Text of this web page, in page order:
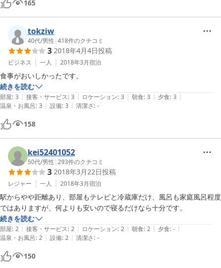
165
tokziw
40代/男性 |418件のクチコミ
3 2018年4月4日投稿
ビジネス 一人 2018年3月宿泊
食事がおいしかったです。
続きを読む
部屋: 3 | 接客・サービス: 3 | ロケーション: 3 | 朝食: 3 | 夕食: 3 |
温泉・お風呂: 3 | 設備: 3 | 清潔さ: -
158
kei52401052
50代/男性 |293件のクチコミ
3 2018年3月22日投稿
レジャー 一人 2018年3月宿泊
駅からやや距離あり、部屋もテレビと冷蔵庫だけ、風呂も家庭風呂程度
ではありますが、何よりも安いので寝るだけなら十分です。
続きを読む
部屋: 2 | 接客・サービス: 2 | ロケーション: 2 | 朝食: 2 | 夕食: - |
温泉・お風呂: 2 | 設備: 2 | 清潔さ: -
150